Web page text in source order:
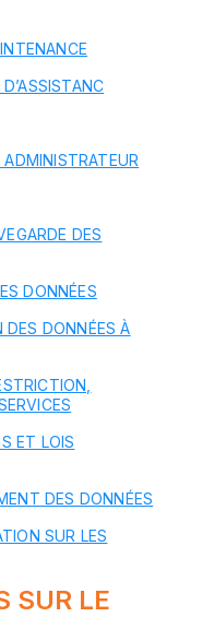
DES
DONNÉES
DONNÉES À
ET LOIS
DES DONNÉES
SUR LES
SUR LE